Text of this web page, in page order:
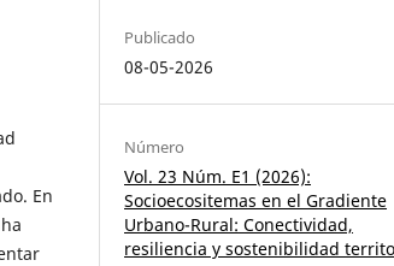
En
Publicado
08-05-2026
Número
Vol. 23 Núm. E1 (2026):
Socioecositemas en el Gradiente
Urbano-Rural: Conectividad,
resiliencia y sostenibilidad